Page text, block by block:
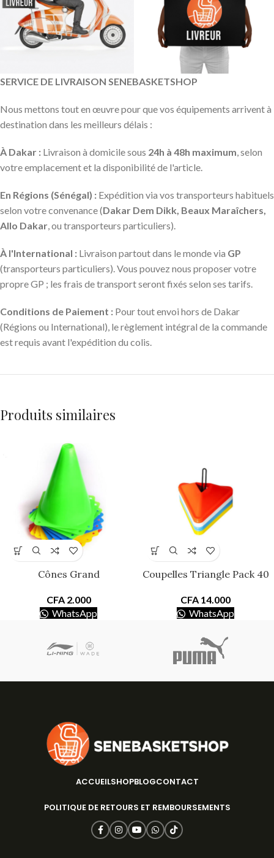
SERVICE DE LIVRAISON SENEBASKETSHOP
Nous mettons tout en œuvre pour que vos équipements arrivent à
destination dans les meilleurs délais :
À Dakar : Livraison à domicile sous 24h à 48h maximum, selon
votre emplacement et la disponibilité de l'article.
En Régions (Sénégal) : Expédition via vos transporteurs habituels
selon votre convenance (Dakar Dem Dikk, Beaux Maraîchers,
Allo Dakar, ou transporteurs particuliers).
À l'International : Livraison partout dans le monde via GP
(transporteurs particuliers). Vous pouvez nous proposer votre
propre GP ; les frais de transport seront fixés selon ses tarifs.
Conditions de Paiement : Pour tout envoi hors de Dakar
(Régions ou International), le règlement intégral de la commande
est requis avant l'expédition du colis.
Produits similaires
Cônes Grand
CFA2.000
WhatsApp
Coupelles Triangle Pack 40
CFA 14.000
WhatsApp
ACCUEILSHOPBLOGCONTACT
POLITIQUE DE RETOURS ET REMBOURSEMENTS